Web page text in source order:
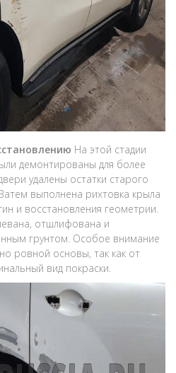
На этой стадии
демонтированы для более
удалены остатки старого
выполнена рихтовка крыла
и восстановления геометрии.
отшлифована и
грунтом. Особое внимание
ровной основы, так как от
вид покраски.